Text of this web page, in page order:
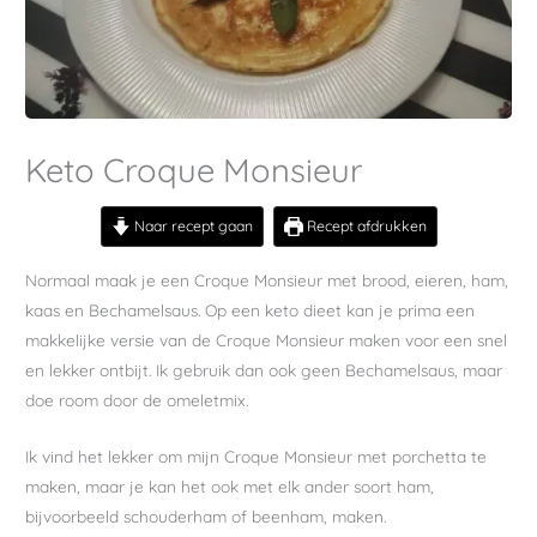
Keto Croque Monsieur
Naar recept gaan Recept afdrukken
Normaal maak je een Croque Monsieur met brood, eieren, ham,
kaas en Bechamelsaus. Op een keto dieet kan je prima een
makkelijke versie van de Croque Monsieur maken voor een snel
en lekker ontbijt. Ik gebruik dan ook geen Bechamelsaus, maar
doe room door de omeletmix.
Ik vind het lekker om mijn Croque Monsieur met porchetta te
maken, maar je kan het ook met elk ander soort ham,
bijvoorbeeld schouderham of beenham, maken.